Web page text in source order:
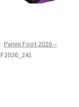
Panini Foot 2026 –
F2026_241